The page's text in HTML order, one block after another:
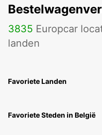
3835 Europcar
landen
Favoriete Landen
Favoriete Steden in België